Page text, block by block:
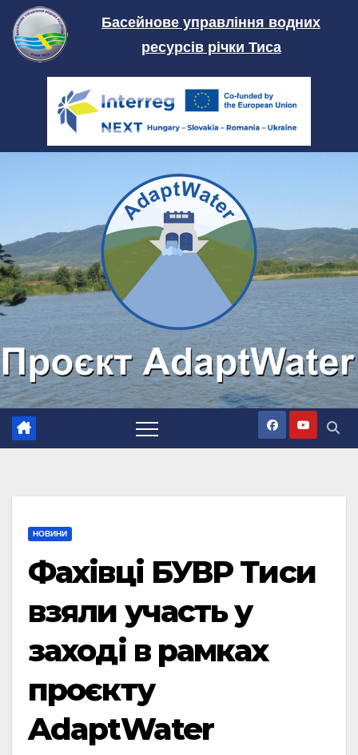
Skip
content
Басейнове управління водних
ресурсів річки Тиса
НОВИНИ
Фахівці БУВР Тиси
взяли участь у
заході в рамках
проєкту
AdaptWater